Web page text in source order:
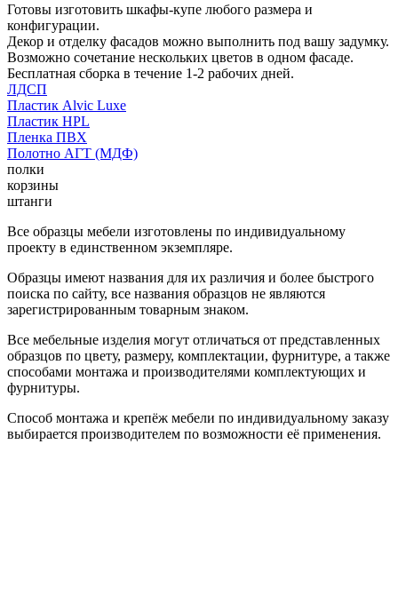
Готовы изготовить шкафы-купе любого размера и
конфигурации.
Декор и отделку фасадов можно выполнить под вашу задумку.
Возможно сочетание нескольких цветов в одном фасаде.
Бесплатная сборка в течение 1-2 рабочих дней.
ЛДСП
Пластик Alvic Luxe
Пластик HPL
Пленка ПВХ
Полотно АГТ (МДФ)
полки
корзины
штанги
Все образцы мебели изготовлены по индивидуальному
проекту в единственном экземпляре.
Образцы имеют названия для их различия и более быстрого
поиска по сайту, все названия образцов не являются
зарегистрированным товарным знаком.
Все мебельные изделия могут отличаться от представленных
образцов по цвету, размеру, комплектации, фурнитуре, а также
способами монтажа и производителями комплектующих и
фурнитуры.
Способ монтажа и крепёж мебели по индивидуальному заказу
выбирается производителем по возможности её применения.